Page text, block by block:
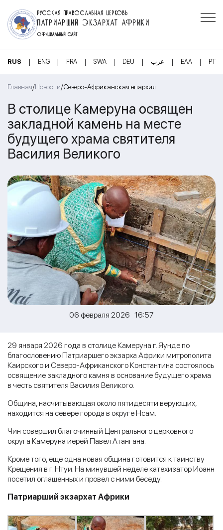
РУССКАЯ ПРАВОСЛАВНАЯ ЦЕРКОВЬ
ПАТРИАРШИЙ ЭКЗАРХАТ АФРИКИ
ОФИЦИАЛЬНЫЙ САЙТ
RUS | ENG | FRA | SWA | DEU | عرب | ΕΛΛ | PT
Главная/Новости/Северо-Африканская епархия
В столице Камеруна освящен
закладной камень на месте
будущего храма святителя
Василия Великого
06 февраля 2026 16:57
29 января 2026 года в столице Камеруна г. Яунде по
благословению Патриаршего экзарха Африки митрополита
Каирского и Северо-Африканского Константина состоялось
освящение закладного камня в основание будущего храма
в честь святителя Василия Великого.
Община, насчитывающая около пятидесяти верующих,
находится на севере города в округе Нсам.
Чин совершил благочинный Центрального церковного
округа Камеруна иерей Павел Атангана.
Кроме того, еще одна новая община готовится к таинству
Крещения в г. Нтуи. На минувшей неделе катехизатор Иоанн
посетил оглашенных и провел с ними беседу.
Патриарший экзархат Африки